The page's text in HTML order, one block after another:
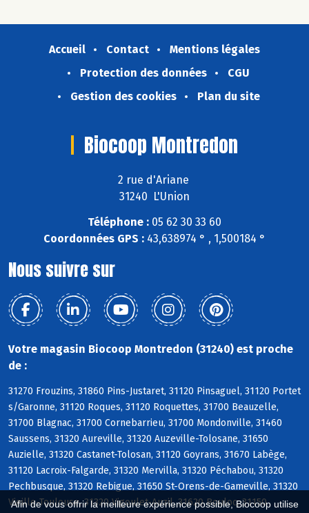
Afin de vous offrir la meilleure expérience possible, Biocoop utilise
Accueil Contact
Mentions légales
Protection des données
CGU
Gestion des cookies
Plan du site
Biocoop Montredon
2 rue d'Ariane
31240 L'Union
Téléphone : 05 62 30 33 60
Coordonnées GPS : 43,638974 ° , 1,500184 °
Nous suivre sur
Votre magasin Biocoop Montredon (31240) est proche
de :
31270 Frouzins, 31860 Pins-Justaret, 31120 Pinsaguel, 31120 Portet
s/Garonne, 31120 Roques, 31120 Roquettes, 31700 Beauzelle,
31700 Blagnac, 31700 Cornebarrieu, 31700 Mondonville, 31460
Saussens, 31320 Aureville, 31320 Auzeville-Tolosane, 31650
Auzielle, 31320 Castanet-Tolosan, 31120 Goyrans, 31670 Labège,
31120 Lacroix-Falgarde, 31320 Mervilla, 31320 Péchabou, 31320
Pechbusque, 31320 Rebigue, 31650 St-Orens-de-Gameville, 31320
Vieille-Toulouse, 31320 Vigoulet-Auzil, 31620 Bouloc, 31150